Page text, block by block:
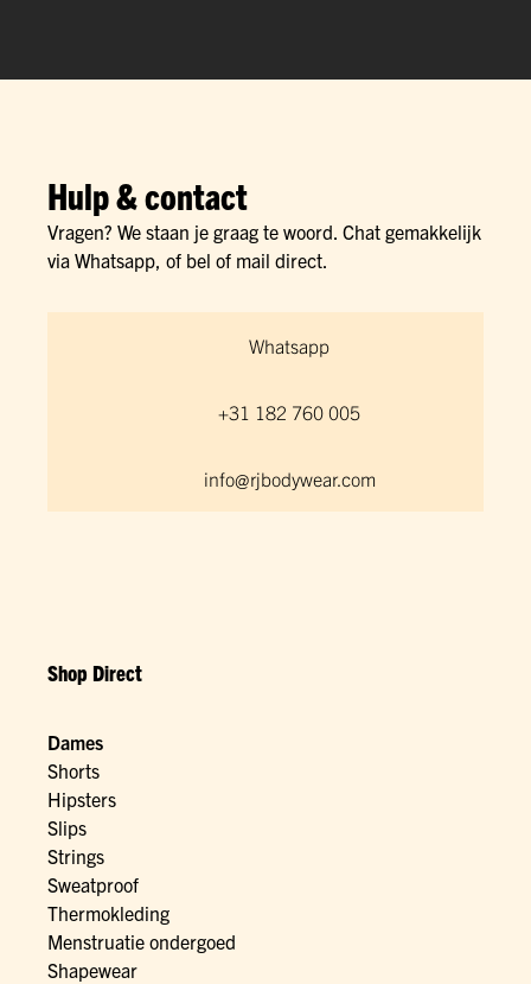
Hulp & contact
Vragen? We staan je graag te woord. Chat gemakkelijk
via Whatsapp, of bel of mail direct.
Whatsapp
+31 182 760 005
info@rjbodywear.com
Shop Direct
Dames
Shorts
Hipsters
Slips
Strings
Sweatproof
Thermokleding
Menstruatie ondergoed
Shapewear